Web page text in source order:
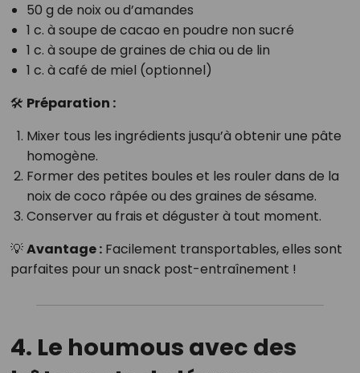
50 g de noix ou d’amandes
1 c. à soupe de cacao en poudre non sucré
1 c. à soupe de graines de chia ou de lin
1 c. à café de miel (optionnel)
🛠 Préparation :
Mixer tous les ingrédients jusqu’à obtenir une pâte
homogène.
Former des petites boules et les rouler dans de la
noix de coco râpée ou des graines de sésame.
Conserver au frais et déguster à tout moment.
💡Avantage :Facilement transportables, elles sont
parfaites pour un snack post-entraînement !
4. Le houmous avec des